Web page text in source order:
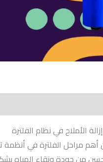
الأملاح في نظام الفلترة
مراحل الفلترة في أنظمة